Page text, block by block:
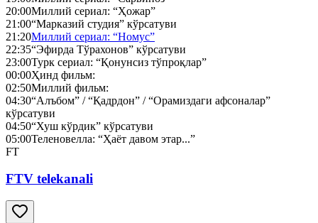
20:00Миллий сериал: “Ҳожар”
21:00“Марказий студия” кўрсатуви
21:20Миллий сериал: “Номус”
22:35“Эфирда Тўрахонов” кўрсатуви
23:00Турк сериал: “Қонунсиз тўпроқлар”
00:00Ҳинд фильм:
02:50Миллий фильм:
04:30“Алъбом” / “Қадрдон” / “Орамиздаги афсоналар”
кўрсатуви
04:50“Хуш кўрдик” кўрсатуви
05:00Теленовелла: “Ҳаёт давом этар...”
FT
FTV telekanali